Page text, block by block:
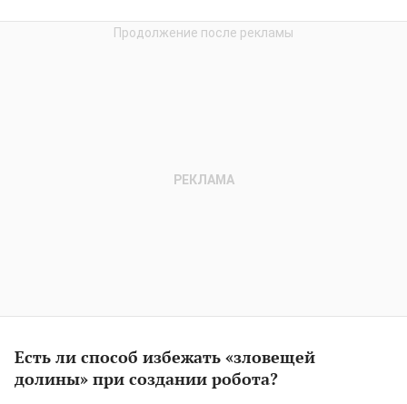
Есть ли способ избежать «зловещей
долины» при создании робота?